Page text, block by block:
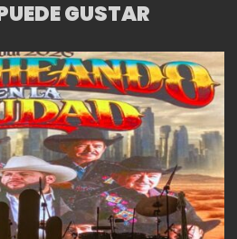
GUSTAR